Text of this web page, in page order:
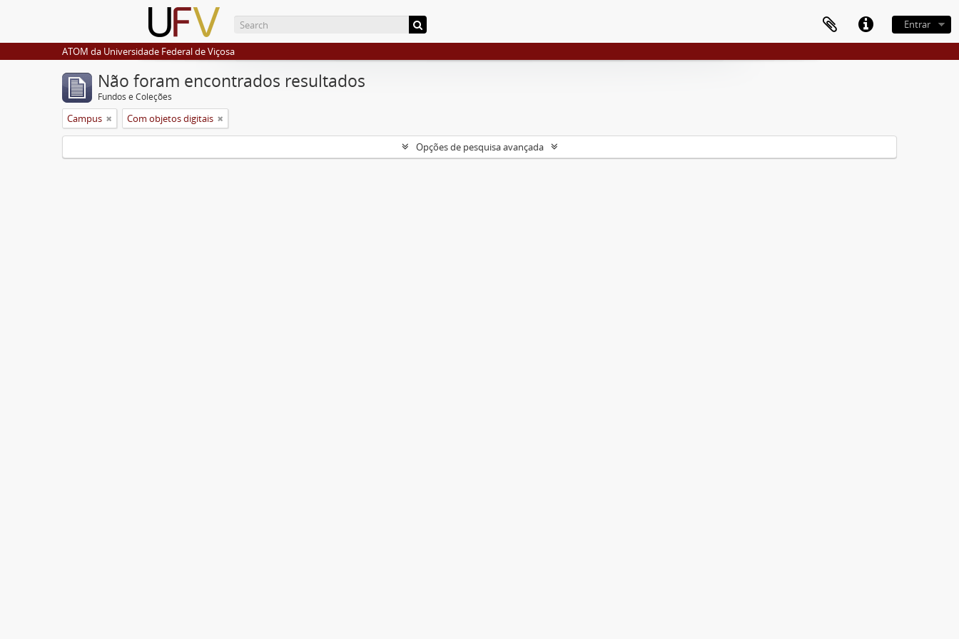
Entrar
ATOM da Universidade Federal de Viçosa
Não foram encontrados resultados
Fundos e Coleções
Campus Com objetos digitais
Opções de pesquisa avançada